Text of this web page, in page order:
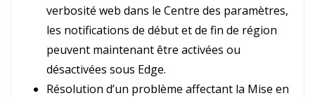
verbosité web dans le Centre des paramètres,
les notifications de début et de fin de région
peuvent maintenant être activées ou
désactivées sous Edge.
Résolution d’un problème affectant la Mise en